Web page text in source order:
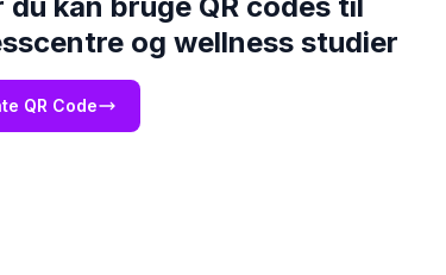
og wellness studier
QR Code